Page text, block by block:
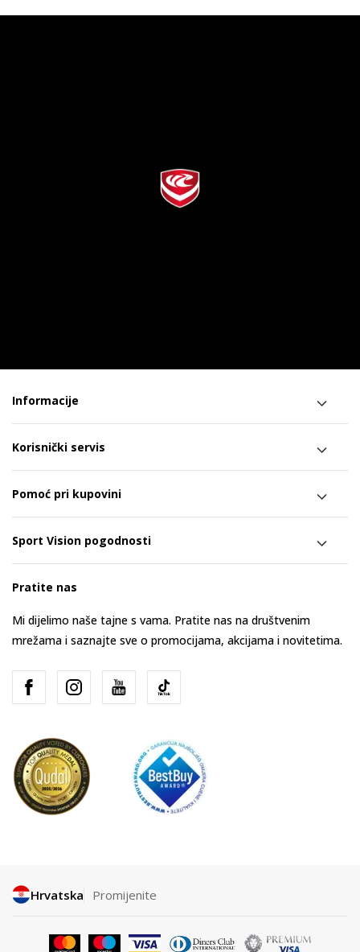
Informacije
Korisnički servis
Pomoć pri kupovini
Sport Vision pogodnosti
Pratite nas
Mi dijelimo naše tajne s vama. Pratite nas na društvenim
mrežama i saznajte sve o promocijama, akcijama i novitetima.
Hrvatska Promijenite